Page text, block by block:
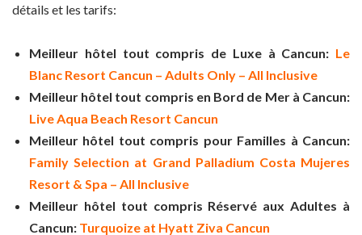
détails et les tarifs:
Meilleur hôtel tout compris de Luxe à Cancun: Le
Blanc Resort Cancun – Adults Only – All Inclusive
Meilleur hôtel tout compris en Bord de Mer à Cancun:
Live Aqua Beach Resort Cancun
Meilleur hôtel tout compris pour Familles à Cancun:
Family Selection at Grand Palladium Costa Mujeres
Resort & Spa – All Inclusive
Meilleur hôtel tout compris Réservé aux Adultes à
Cancun: Turquoize at Hyatt Ziva Cancun